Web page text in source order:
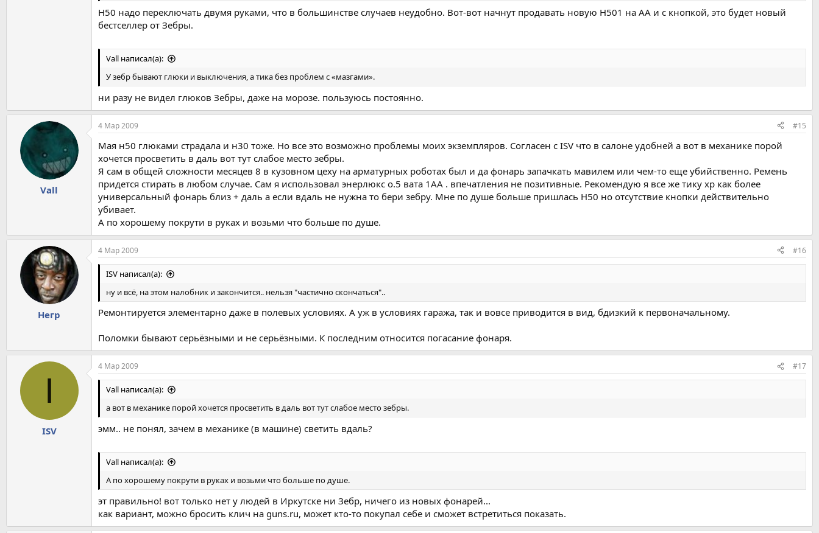
Н50 надо переключать двумя руками, что в большинстве случаев неудобно. Вот-вот начнут продавать новую Н501 на АА и с кнопкой, это будет новый
бестселлер от Зебры.
Vall написал(а):
У зебр бывают глюки и выключения, а тика без проблем с «мазгами».
ни разу не видел глюков Зебры, даже на морозе. пользуюсь постоянно.
Vall
4 Мар 2009 #15
Мая н50 глюками страдала и н30 тоже. Но все это возможно проблемы моих экземпляров. Согласен с ISV что в салоне удобней а вот в механике порой
хочется просветить в даль вот тут слабое место зебры.
Я сам в общей сложности месяцев 8 в кузовном цеху на арматурных роботах был и да фонарь запачкать мавилем или чем-то еще убийственно. Ремень
придется стирать в любом случае. Сам я использовал энерлюкс о.5 вата 1АА . впечатления не позитивные. Рекомендую я все же тику хр как более
универсальный фонарь близ + даль а если вдаль не нужна то бери зебру. Мне по душе больше пришлась Н50 но отсутствие кнопки действительно
убивает.
А по хорошему покрути в руках и возьми что больше по душе.
Негр
4 Мар 2009 #16
ISV написал(а):
ну и всё, на этом налобник и закончится.. нельзя "частично скончаться"..
Ремонтируется элементарно даже в полевых условиях. А уж в условиях гаража, так и вовсе приводится в вид, бдизкий к первоначальному.
Поломки бывают серьёзными и не серьёзными. К последним относится погасание фонаря.
I
ISV
4 Мар 2009 #17
Vall написал(а):
а вот в механике порой хочется просветить в даль вот тут слабое место зебры.
эмм.. не понял, зачем в механике (в машине) светить вдаль?
Vall написал(а):
А по хорошему покрути в руках и возьми что больше по душе.
эт правильно! вот только нет у людей в Иркутске ни Зебр, ничего из новых фонарей...
как вариант, можно бросить клич на guns.ru, может кто-то покупал себе и сможет встретиться показать.